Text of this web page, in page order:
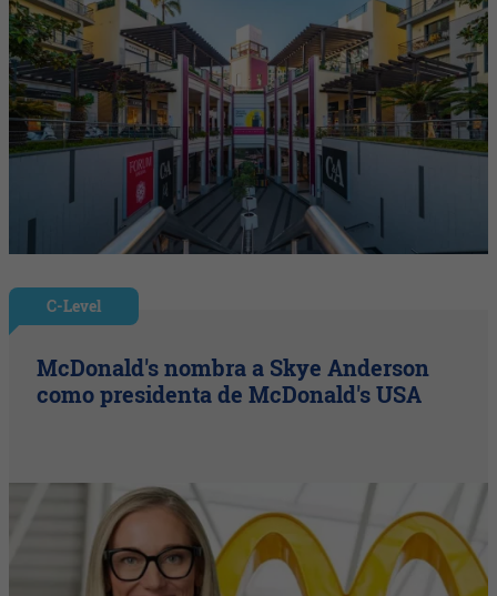
C-Level
McDonald's nombra a Skye Anderson
como presidenta de McDonald's USA